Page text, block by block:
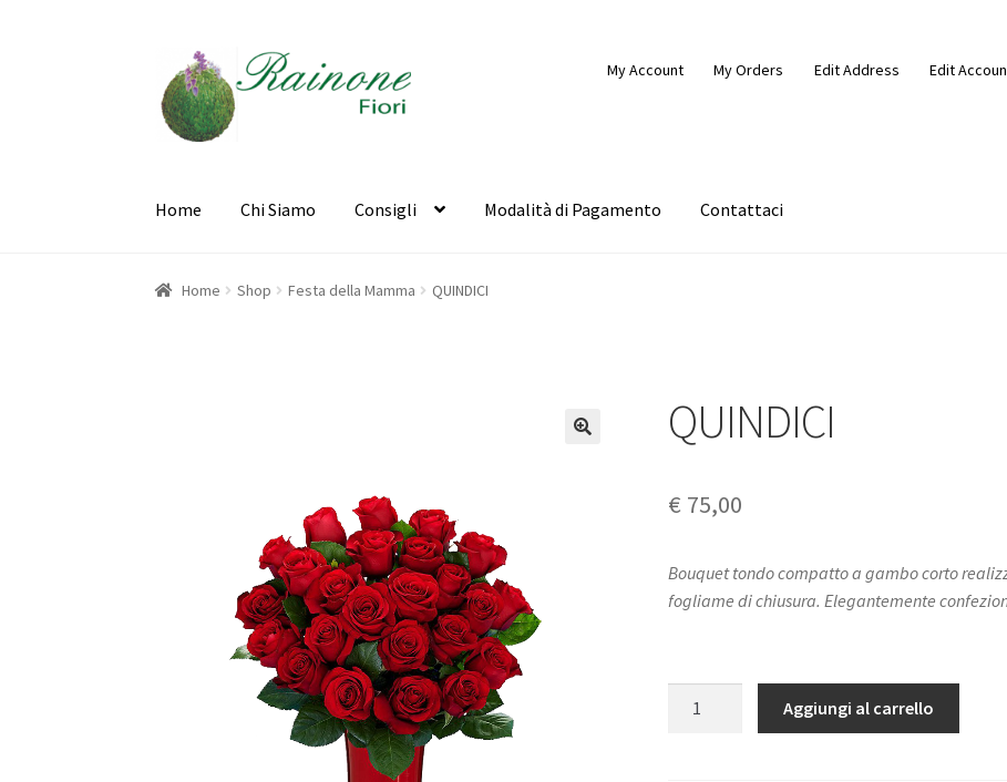
alla
navigazione
al
contenuto
My Account My Orders Edit Address Edit
Home Chi Siamo Consigli Modalità di Pagamento Contattaci
Home Checkout CHI SIAMO ContattiModalità di Pagamento
Home Shop Festa della Mamma QUINDICI
QUINDICI
€ 75,00
Bouquet tondo compatto a gambo corto
fogliame di chiusura. Elegantemente
Aggiungi al carrello